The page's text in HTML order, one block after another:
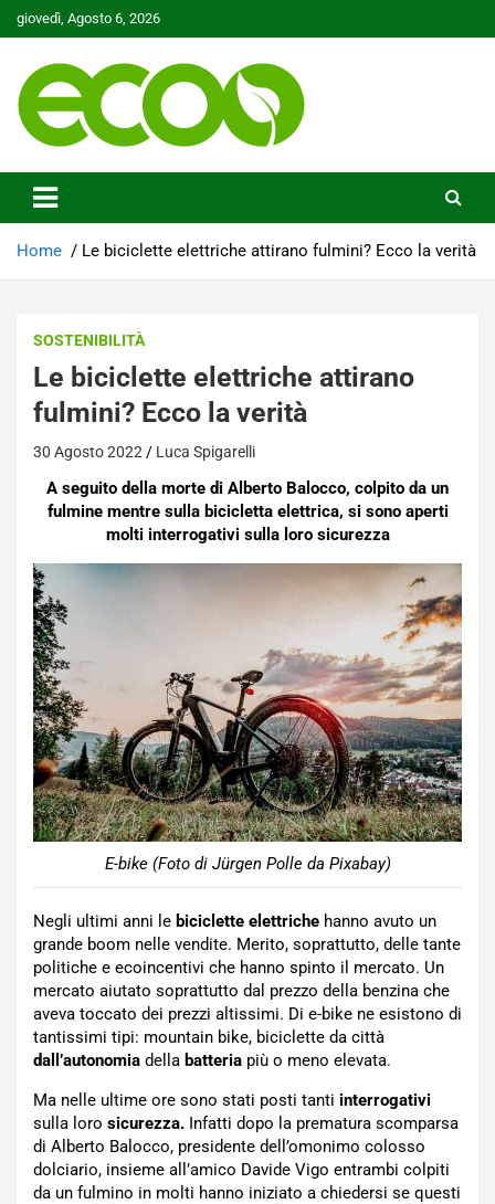
Skip
to
giovedì, Agosto 6, 2026
Ecoo.it
Home Le biciclette elettriche attirano fulmini? Ecco la verità
SOSTENIBILITÀ
Le biciclette elettriche attirano
fulmini? Ecco la verità
30 Agosto 2022 Luca Spigarelli
A seguito della morte di Alberto Balocco, colpito da un
fulmine mentre sulla bicicletta elettrica, si sono aperti
molti interrogativi sulla loro sicurezza
E-bike (Foto di Jürgen Polle da Pixabay)
Negli ultimi anni le biciclette elettriche hanno avuto un
grande boom nelle vendite. Merito, soprattutto, delle tante
politiche e ecoincentivi che hanno spinto il mercato. Un
mercato aiutato soprattutto dal prezzo della benzina che
aveva toccato dei prezzi altissimi. Di e-bike ne esistono di
tantissimi tipi: mountain bike, biciclette da città
dall’autonomia della batteria più o meno elevata.
Ma nelle ultime ore sono stati posti tanti interrogativi
sulla loro sicurezza. Infatti dopo la prematura scomparsa
di Alberto Balocco, presidente dell’omonimo colosso
dolciario, insieme all’amico Davide Vigo entrambi colpiti
da un fulmino in molti hanno iniziato a chiedersi se questi